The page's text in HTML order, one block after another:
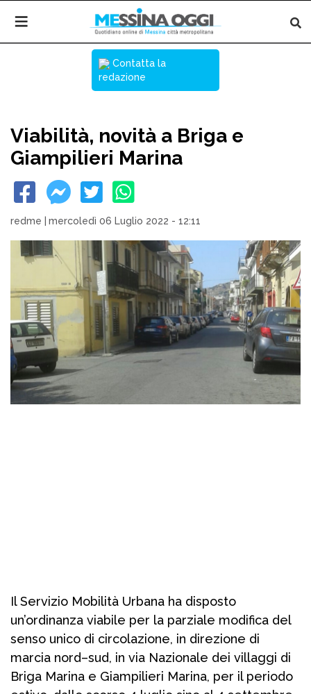
Contatta la
redazione
Viabilità, novità a Briga e
Giampilieri Marina
redme mercoledì 06 Luglio 2022 - 12:11
Il Servizio Mobilità Urbana ha disposto
un’ordinanza viabile per la parziale modifica del
senso unico di circolazione, in direzione di
marcia nord–sud, in via Nazionale dei villaggi di
Briga Marina e Giampilieri Marina, per il periodo